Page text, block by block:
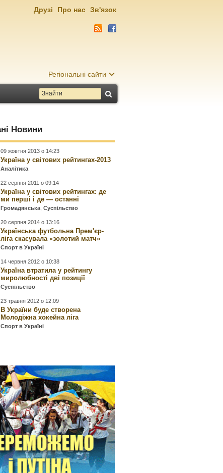
Регіональні сайти
Друзі Про нас Зв'язок
Новини
09 жовтня 2013 о 14:23
Україна у світових рейтингах-2013
Аналітика
22 серпня 2011 о 09:14
Україна у світових рейтингах: де
ми перші і де — останні
Громадянська ,Суспільство
20 серпня 2014 о 13:16
Українська футбольна Прем'єр-
ліга скасувала «золотий матч»
Спорт в Україні
14 червня 2012 о 10:38
Україна втратила у рейтингу
миролюбності дві позиції
Суспільство
23 травня 2012 о 12:09
В України буде створена
Молодіжна хокейна ліга
Спорт в Україні